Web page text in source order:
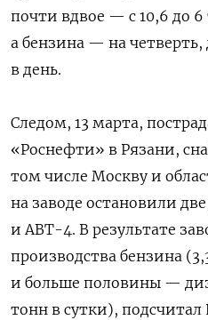
почти вдвое — с 10,6 до 6
а бензина — на
в день.
Следом, 13 марта,
«Роснефти» в Рязани,
том числе Москву и
на заводе остановили
и АВТ-4. В результате
производства бензина
и больше половины —
тонн в сутки), подсчитал